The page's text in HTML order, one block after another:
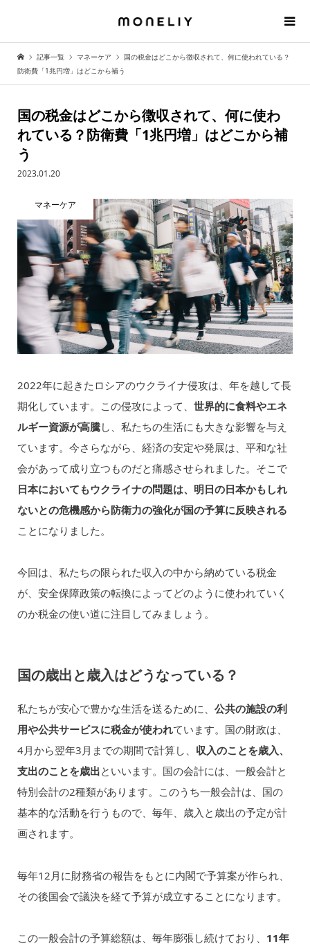
記事一覧 マネーケア
国の税金はどこから徴収されて、何に使われている？
防衛費「1兆円増」はどこから補う
国の税金はどこから徴収されて、何に使わ
れている？防衛費「1兆円増」はどこから補
う
2023.01.20
マネーケア
2022年に起きたロシアのウクライナ侵攻は、年を越して長
期化しています。この侵攻によって、 世界的に食料やエネ
ルギー資源が高騰し、私たちの生活にも大きな影響を与え
ています。今さらながら、経済の安定や発展は、平和な社
会があって成り立つものだと痛感させられました。そこで
日本においてもウクライナの問題は、明日の日本かもしれ
ないとの危機感から防衛力の強化が国の予算に反映される
ことになりました。
今回は、私たちの限られた収入の中から納めている税金
が、安全保障政策の転換によってどのように使われていく
のか税金の使い道に注目してみましょう。
国の歳出と歳入はどうなっている？
私たちが安心で豊かな生活を送るために、 公共の施設の利
用や公共サービスに税金が使われています。国の財政は、
4月から翌年3月までの期間で計算し、 収入のことを歳入、
支出のことを歳出といいます。国の会計には、一般会計と
特別会計の2種類があります。このうち一般会計は、国の
基本的な活動を行うもので、毎年、歳入と歳出の予定が計
画されます。
毎年12月に財務省の報告をもとに内閣で予算案が作られ、
その後国会で議決を経て予算が成立することになります。
この一般会計の予算総額は、毎年膨張し続けており、 11年